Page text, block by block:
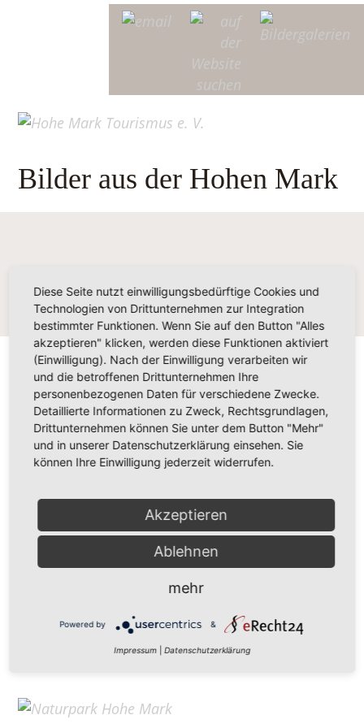
Bilder aus der Hohen Mark
Hohe Mark Tourismus e. V.
Redderstraße 421,45711 Datteln
Fon: +49 (0)2363 377 0
info@hohe-mark-tourismus.de
Datenschutz
Home
Diese Seite nutzt einwilligungsbedürftige Cookies und
Technologien von Drittunternehmen zur Integration
bestimmter Funktionen. Wenn Sie auf den Button "Alles
akzeptieren" klicken, werden diese Funktionen aktiviert
(Einwilligung). Nach der Einwilligung verarbeiten wir
und die betroffenen Drittunternehmen Ihre
personenbezogenen Daten für verschiedene Zwecke.
Detaillierte Informationen zu Zweck, Rechtsgrundlagen,
Drittunternehmen können Sie unter dem Button "Mehr"
und in unserer Datenschutzerklärung einsehen. Sie
können Ihre Einwilligung jederzeit widerrufen.
Akzeptieren
Ablehnen
mehr
Powered by &
Impressum Datenschutzerklärung